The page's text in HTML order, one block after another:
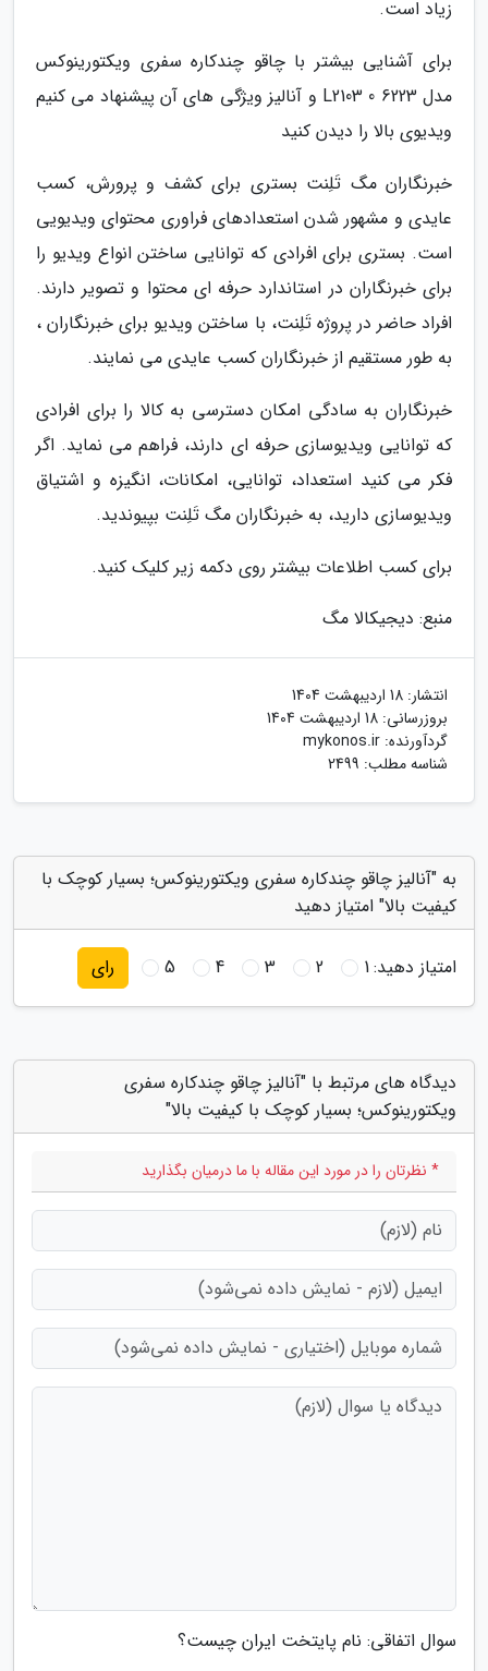
زیاد است.
برای آشنایی بیشتر با چاقو چندکاره سفری ویکتورینوکس
مدل L2103 0 6223 و آنالیز ویژگی های آن پیشنهاد می کنیم
ویدیوی بالا را دیدن کنید
خبرنگاران مگ تَلِنت بستری برای کشف و پرورش، کسب
عایدی و مشهور شدن استعدادهای فراوری محتوای ویدیویی
است. بستری برای افرادی که توانایی ساختن انواع ویدیو را
برای خبرنگاران در استاندارد حرفه ای محتوا و تصویر دارند.
افراد حاضر در پروژه تَلِنت، با ساختن ویدیو برای خبرنگاران ،
به طور مستقیم از خبرنگاران کسب عایدی می نمایند.
خبرنگاران به سادگی امکان دسترسی به کالا را برای افرادی
که توانایی ویدیوسازی حرفه ای دارند، فراهم می نماید. اگر
فکر می کنید استعداد، توانایی، امکانات، انگیزه و اشتیاق
ویدیوسازی دارید، به خبرنگاران مگ تَلِنت بپیوندید.
برای کسب اطلاعات بیشتر روی دکمه زیر کلیک کنید.
منبع: دیجیکالا مگ
انتشار: 18 اردیبهشت 1404
بروزرسانی: 18 اردیبهشت 1404
گردآورنده: mykonos.ir
شناسه مطلب: 2499
به "آنالیز چاقو چندکاره سفری ویکتورینوکس؛ بسیار کوچک با
کیفیت بالا" امتیاز دهید
امتیاز دهید:1
2
3
4
5 رای
دیدگاه های مرتبط با "آنالیز چاقو چندکاره سفری
ویکتورینوکس؛ بسیار کوچک با کیفیت بالا"
* نظرتان را در مورد این مقاله با ما درمیان بگذارید
سوال اتفاقی: نام پایتخت ایران چیست؟